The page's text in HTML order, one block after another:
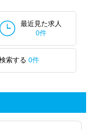
最近見た求人
0件
索する 0件